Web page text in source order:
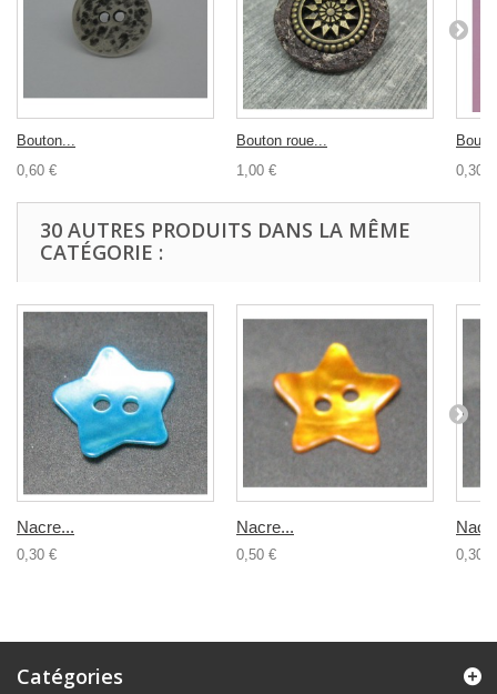
Bouton...
0,60 €
Bouton roue...
1,00 €
0,30 €
30 AUTRES PRODUITS DANS LA MÊME
CATÉGORIE :
Nacre...
0,30 €
Nacre...
0,50 € 0,30 €
Catégories